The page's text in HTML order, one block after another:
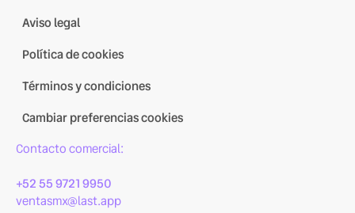
Aviso legal
Política de cookies
Términos y condiciones
Cambiar preferencias cookies
Contacto comercial:
+52 55 9721 9950
ventasmx@last.app